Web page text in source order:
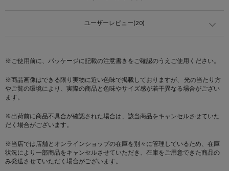
ユーザーレビュー(20)
※ご使用前に、パッケージに記載の注意書きをご確認のうえご使用ください。
※商品画像はできる限り実物に近い色味で掲載しておりますが、 光の当たり方
やご覧の環境により、実際の商品と色味やサイズ感が若干異なる場合がござい
ます。
※出荷前に商品不具合が確認された場合は、該当商品をキャンセルさせていた
だく場合がございます。
※当店では店舗とオンラインショップの在庫を別々に管理しているため、在庫
状況により一部商品をキャンセルさせていただき、在庫をご用意できた商品の
み発送させていただく場合がございます。